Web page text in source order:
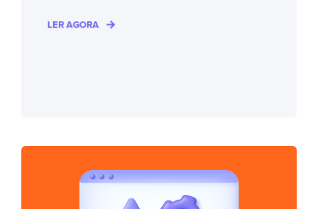
LER AGORA